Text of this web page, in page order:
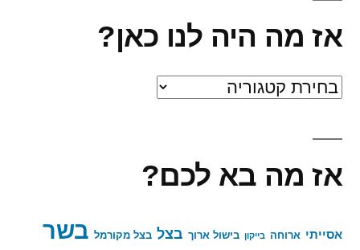
אז מה היה לנו כאן?
אז
לנו
אז מה בא לכם?
אסייתי ארוחה בייקון בישול ארוך בצל בצל מקורמל בשר